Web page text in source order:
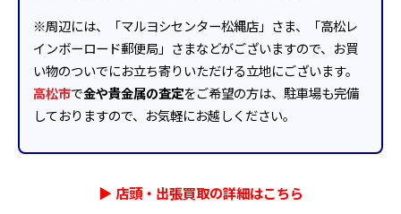
※周辺には、「マルヨシセンター松縄店」さま、「高松レ
インボーロード郵便局」さまなどがございますので、お買
い物のついでにお立ち寄りいただける立地にございます。
高松市で金や貴金属の査定をご希望の方は、駐車場も完備
しておりますので、お気軽にお越しください。
▶︎ 店頭・出張買取の詳細はこちら